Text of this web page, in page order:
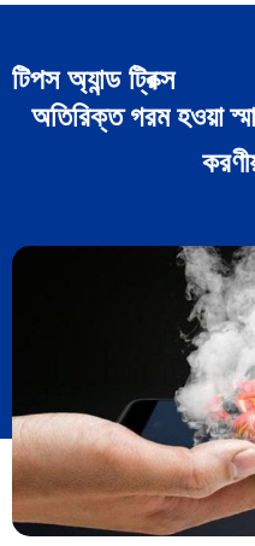
টিপস অ্যান্ড ট্রিক্স
অতিরিক্ত গরম হওয়া